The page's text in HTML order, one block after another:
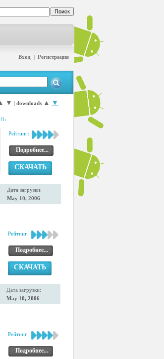
Вход | Регистрация
▼ | downloads ▲ ▼
Рейтинг:
Подробнее...
СКАЧАТЬ
Дата загрузки:
May 10, 2006
Рейтинг:
Подробнее...
СКАЧАТЬ
Дата загрузки:
May 10, 2006
Рейтинг:
Подробнее...